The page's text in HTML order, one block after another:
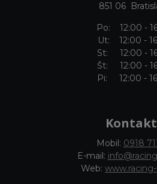
851 06
Po: 12:00 -
Ut: 12:00 -
St: 12:00 -
Št: 12:00 -
Pi: 12:00 -
Mobil: 0918
E-mail:
Web: